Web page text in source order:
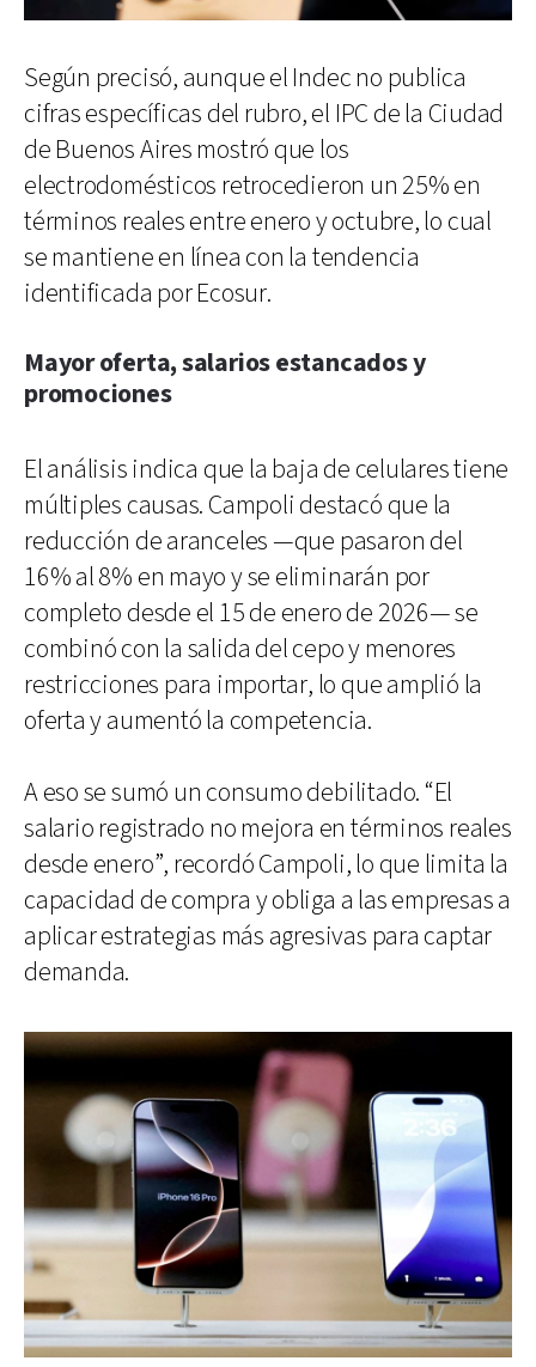
Según precisó, aunque el Indec no publica
cifras específicas del rubro, el IPC de la Ciudad
de Buenos Aires mostró que los
electrodomésticos retrocedieron un 25% en
términos reales entre enero y octubre, lo cual
se mantiene en línea con la tendencia
identificada por Ecosur.
Mayor oferta, salarios estancados y
promociones
El análisis indica que la baja de celulares tiene
múltiples causas. Campoli destacó que la
reducción de aranceles —que pasaron del
16% al 8% en mayo y se eliminarán por
completo desde el 15 de enero de 2026— se
combinó con la salida del cepo y menores
restricciones para importar, lo que amplió la
oferta y aumentó la competencia.
A eso se sumó un consumo debilitado. “El
salario registrado no mejora en términos reales
desde enero”, recordó Campoli, lo que limita la
capacidad de compra y obliga a las empresas a
aplicar estrategias más agresivas para captar
demanda.